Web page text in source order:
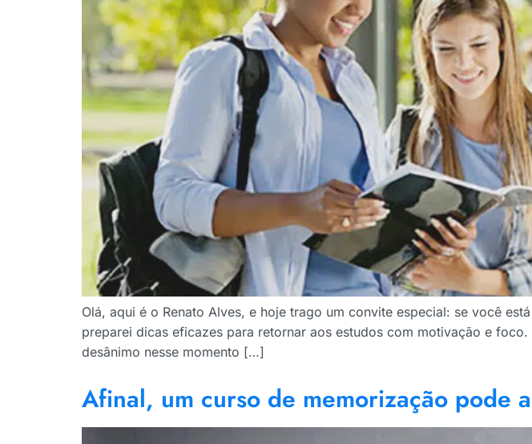
Olá, aqui é o Renato Alves, e hoje trago um convite especial: se você
preparei dicas eficazes para retornar aos estudos com motivação e
desânimo nesse momento […]
Afinal, um curso de memorização pode